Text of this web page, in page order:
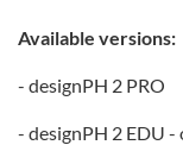
Available versions:
- designPH 2 PRO
- designPH 2 EDU -